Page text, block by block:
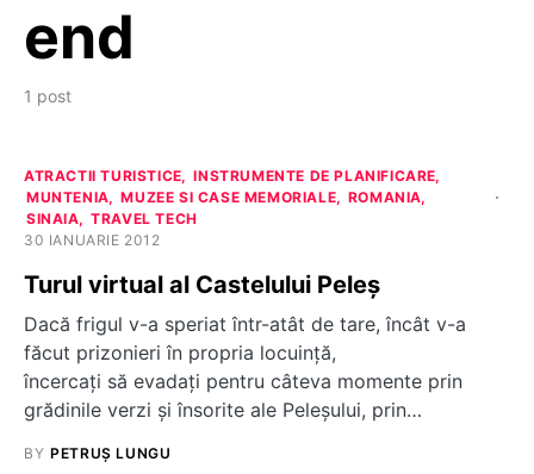
end
1 post
ATRACTII TURISTICE
INSTRUMENTE DE PLANIFICARE
MUNTENIA
MUZEE SI CASE MEMORIALE
ROMANIA
SINAIA
TRAVEL TECH
30 IANUARIE 2012
Turul virtual al Castelului Peleș
Dacă frigul v-a speriat într-atât de tare, încât v-a
făcut prizonieri în propria locuinţă,
încercaţi să evadaţi pentru câteva momente prin
grădinile verzi şi însorite ale Peleşului, prin…
BY PETRUȘ LUNGU